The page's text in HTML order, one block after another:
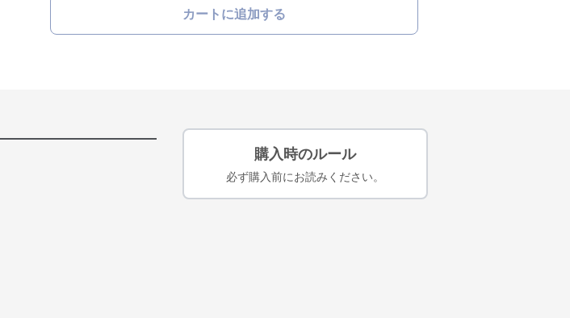
カートに追加する
購入時のルール
必ず購入前にお読みください。